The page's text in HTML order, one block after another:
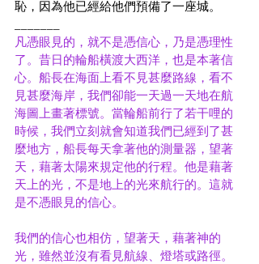
恥，因為他已經給他們預備了一座城。
凡憑眼見的，就不是憑信心，乃是憑理性
了。昔日的輪船橫渡大西洋，也是本著信
心。船長在海面上看不見甚麼路線，看不
見甚麼海岸，我們卻能一天過一天地在航
海圖上畫著標號。當輪船前行了若干哩的
時候，我們立刻就會知道我們已經到了甚
麼地方，船長每天拿著他的測量器，望著
天，藉著太陽來規定他的行程。他是藉著
天上的光，不是地上的光來航行的。這就
是不憑眼見的信心。
我們的信心也相仿，望著天，藉著神的
光，雖然並沒有看見航線、燈塔或路徑。